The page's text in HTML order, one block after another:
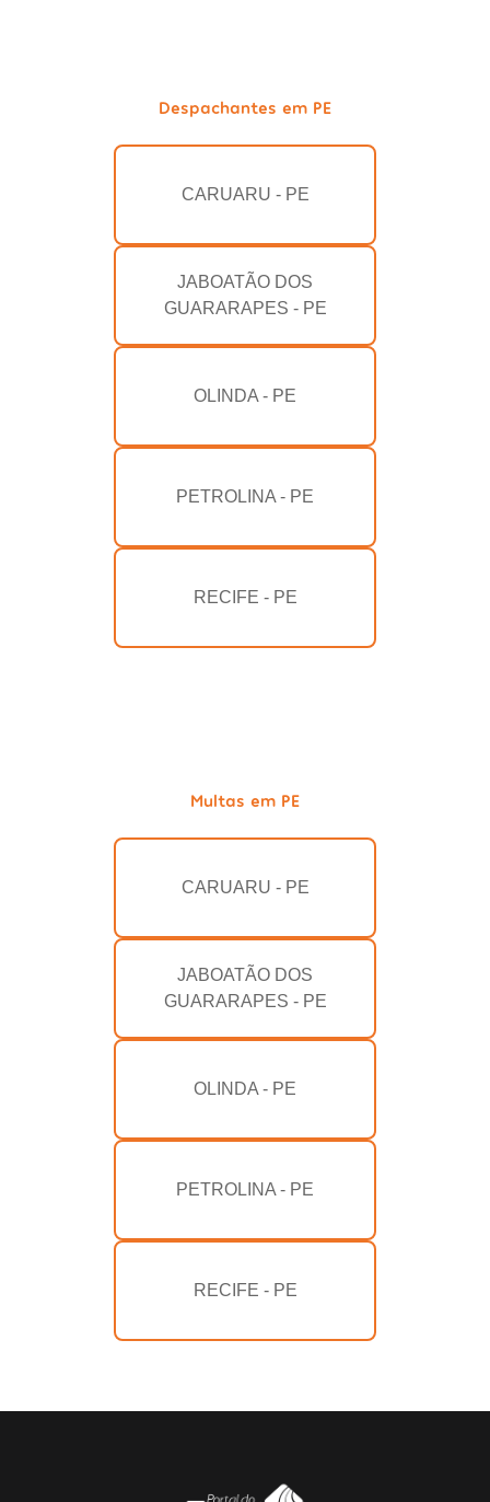
Despachantes em PE
CARUARU - PE
JABOATÃO DOS
GUARARAPES - PE
OLINDA - PE
PETROLINA - PE
RECIFE - PE
Multas em PE
CARUARU - PE
JABOATÃO DOS
GUARARAPES - PE
OLINDA - PE
PETROLINA - PE
RECIFE - PE